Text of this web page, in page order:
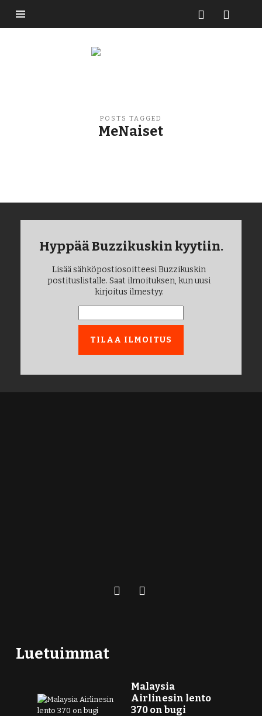
Buzzikuski
POSTS TAGGED
MeNaiset
Hyppää Buzzikuskin kyytiin.
Lisää sähköpostiosoitteesi Buzzikuskin
postituslistalle. Saat ilmoituksen, kun uusi
kirjoitus ilmestyy.
Luetuimmat
Malaysia
Airlinesin lento
370 on bugi